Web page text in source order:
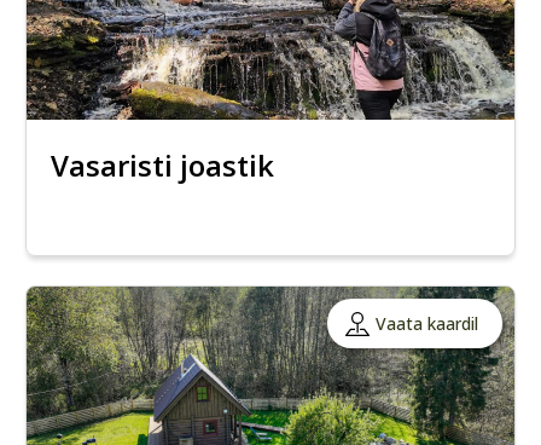
Vasaristi joastik
Vaata kaardil